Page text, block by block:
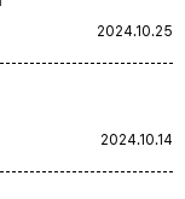
2024.10.25
2024.10.14